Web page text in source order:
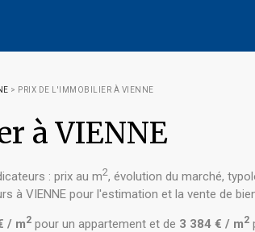
> PRIX DE L'IMMOBILIER À VIENNE
à VIENNE
: prix au m2, évolution du marché,
à VIENNE pour l'estimation et la vente de
/ m2 pour un appartement et de 3 384 € / m2